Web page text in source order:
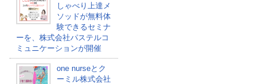
しゃべり上達メ
ソッドが無料体
験できるセミナ
ーを、株式会社パステルコ
ミュニケーションが開催
one nurseとク
ーミル株式会社